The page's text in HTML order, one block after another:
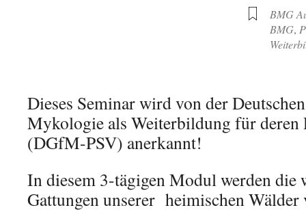
BMG
BMG,
Dieses Seminar wird von der
Mykologie als Weiterbildung für deren
(DGfM-PSV) anerkannt!
In diesem 3-tägigen Modul werden die
Gattungen unserer heimischen Wälder